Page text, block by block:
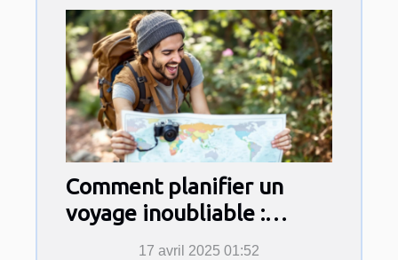
Comment planifier un
voyage inoubliable :
Astuces et inspirations
17 avril 2025 01:52